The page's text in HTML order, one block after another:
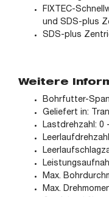
FIXTEC-
und SDS-plus
SDS-plus
Weitere
Bohrfutter-
Geliefert in:
Lastdrehzahl: 0
Max.
Max.